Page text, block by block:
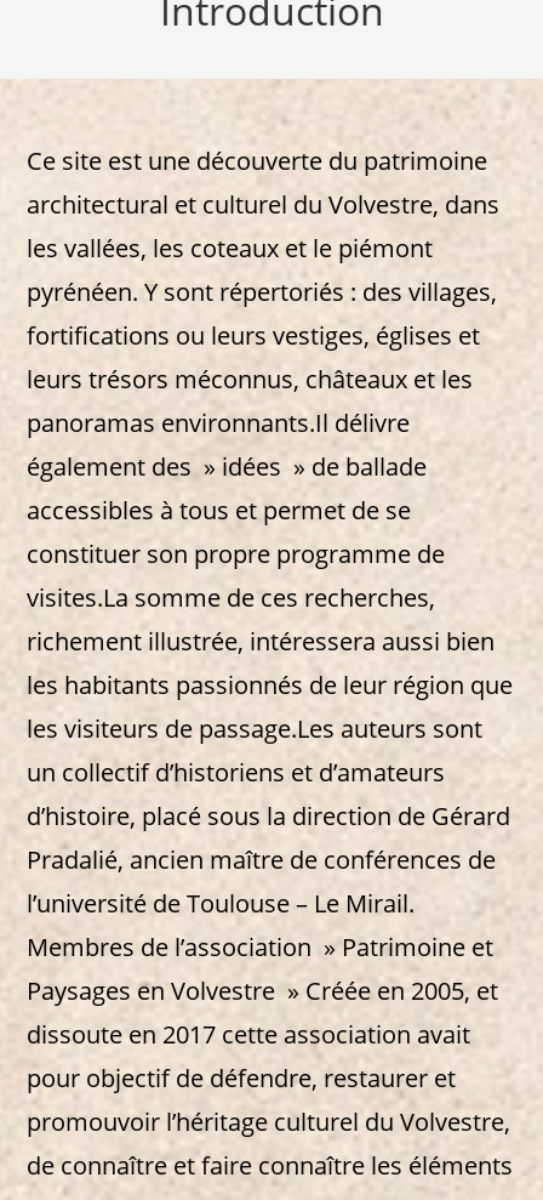
Ce site est une découverte du patrimoine
architectural et culturel du Volvestre, dans
les vallées, les coteaux et le piémont
pyrénéen. Y sont répertoriés : des villages,
fortifications ou leurs vestiges, églises et
leurs trésors méconnus, châteaux et les
panoramas environnants.Il délivre
également des » idées » de ballade
accessibles à tous et permet de se
constituer son propre programme de
visites.La somme de ces recherches,
richement illustrée, intéressera aussi bien
les habitants passionnés de leur région que
les visiteurs de passage.Les auteurs sont
un collectif d’historiens et d’amateurs
d’histoire, placé sous la direction de Gérard
Pradalié, ancien maître de conférences de
l’université de Toulouse – Le Mirail.
Membres de l’association » Patrimoine et
Paysages en Volvestre » Créée en 2005, et
dissoute en 2017 cette association avait
pour objectif de défendre, restaurer et
promouvoir l’héritage culturel du Volvestre,
de connaître et faire connaître les éléments